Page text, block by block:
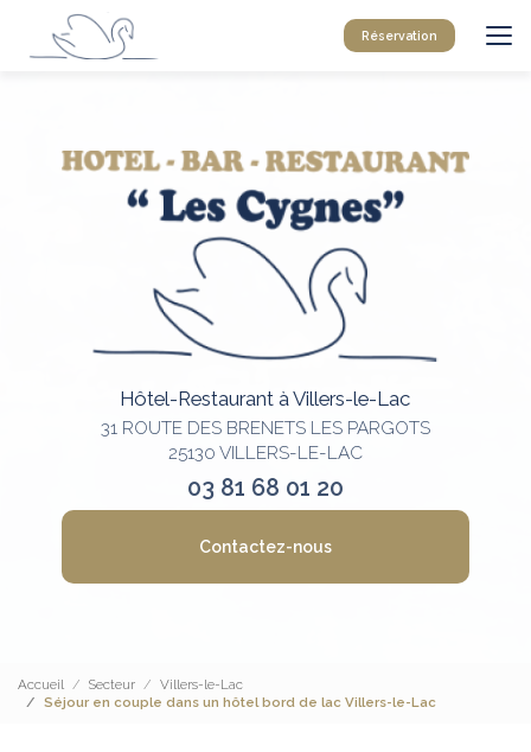
contenu
Réservation
Hôtel-Restaurant à Villers-le-Lac
31 ROUTE DES BRENETS LES PARGOTS
25130 VILLERS-LE-LAC
03 81 68 01 20
Contactez-nous
Accueil Secteur
Villers-le-Lac
Séjour en couple dans un hôtel bord de lac Villers-le-Lac